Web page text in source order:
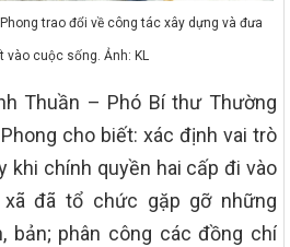
trao đổi về công tác xây dựng và đưa
vào cuộc sống. Ảnh: KL
Thuần – Phó Bí thư Thường
cho biết: xác định vai trò
khi chính quyền hai cấp đi vào
đã tổ chức gặp gỡ những
bản; phân công các đồng chí